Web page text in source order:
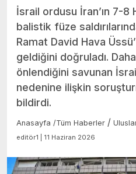
İsrail ordusu İran’ın 7-8
balistik füze
Ramat David Hava
geldiğini doğruladı. Daha
önlendiğini savunan
nedenine ilişkin
bildirdi.
Anasayfa /Tüm Haberler /
editör1 | 11 Haziran 2026